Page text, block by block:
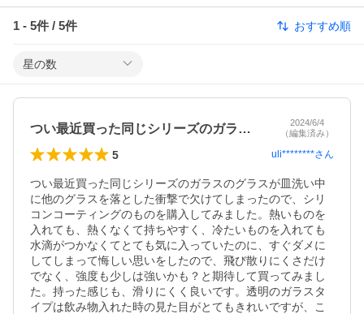
1 - 5件 / 5件 おすすめ順
星の数
つい最近買った同じシリーズのガラスのグ…
2024/6/4
（編集済み）
5 uli********さん
つい最近買った同じシリーズのガラスのグラスが皿洗い中
に他のグラスを落とした衝撃で欠けてしまったので、シリ
コンコーティングのものを購入してみました。熱いものを
入れても、熱くなくて持ちやすく、冷たいものを入れても
水滴がつかなくてとても気に入っていたのに、すぐダメに
してしまって悔しい思いをしたので、飛び散りにくさだけ
でなく、強度も少しは強いかも？と期待して買ってみまし
た。持った感じも、滑りにくく良いです。透明のガラスタ
イプは飲み物入れた時の見た目がとてもきれいですが、こ